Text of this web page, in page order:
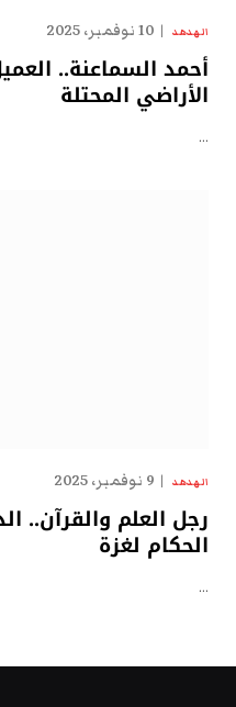
الهدهد 10 نوفمبر، 2025
أحمد السماعنة..
الأراضي المحتلة
…
الهدهد 9 نوفمبر، 2025
رجل العلم والقرآن..
الحكام لغزة
…